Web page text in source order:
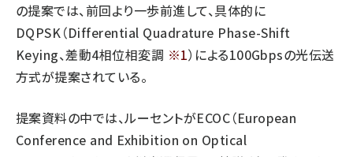
の提案では、前回より一歩前進して、具体的に
DQPSK（Differential Quadrature Phase-Shift
Keying、差動4相位相変調 ※1）による100Gbpsの光伝送
方式が提案されている。
提案資料の中では、ルーセントがECOC（European
Conference and Exhibition on Optical